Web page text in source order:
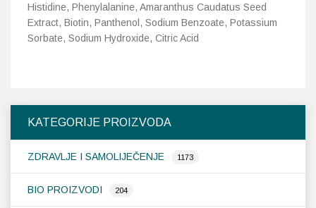
KATEGORIJE PROIZVODA
ZDRAVLJE I SAMOLIJEČENJE 1173
BIO PROIZVODI 204
Histidine, Phenylalanine, Amaranthus Caudatus Seed
Extract, Biotin, Panthenol, Sodium Benzoate, Potassium
Sorbate, Sodium Hydroxide, Citric Acid